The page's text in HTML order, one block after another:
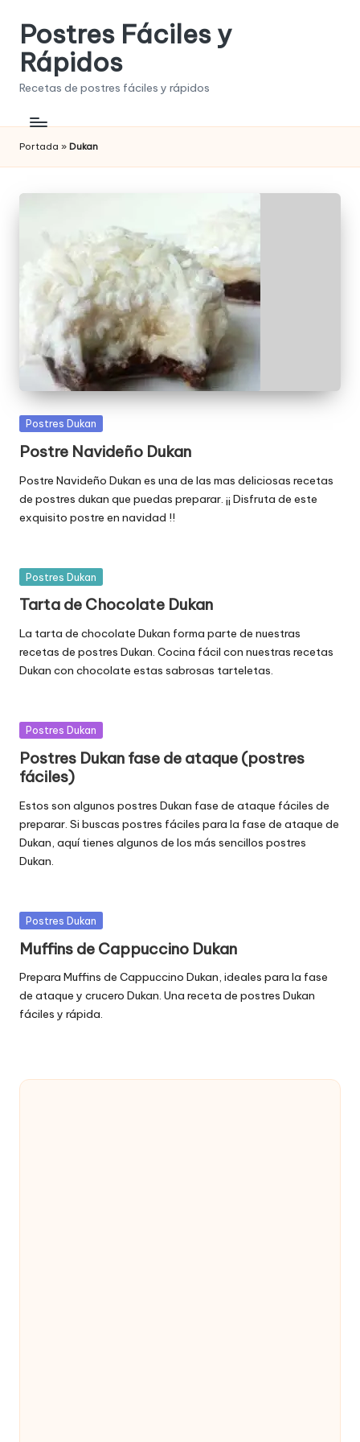
Saltar
contenido
Postres Fáciles y
Rápidos
Recetas de postres fáciles y rápidos
Portada » Dukan
Publicada
Postres Dukan
Postre Navideño Dukan
Postre Navideño Dukan es una de las mas deliciosas recetas
de postres dukan que puedas preparar. ¡¡ Disfruta de este
exquisito postre en navidad !!
Publicada
Postres Dukan
Tarta de Chocolate Dukan
La tarta de chocolate Dukan forma parte de nuestras
recetas de postres Dukan. Cocina fácil con nuestras recetas
Dukan con chocolate estas sabrosas tarteletas.
Publicada
Postres Dukan
Postres Dukan fase de ataque (postres
fáciles)
Estos son algunos postres Dukan fase de ataque fáciles de
preparar. Si buscas postres fáciles para la fase de ataque de
Dukan, aquí tienes algunos de los más sencillos postres
Dukan.
Publicada
Postres Dukan
Muffins de Cappuccino Dukan
Prepara Muffins de Cappuccino Dukan, ideales para la fase
de ataque y crucero Dukan. Una receta de postres Dukan
fáciles y rápida.